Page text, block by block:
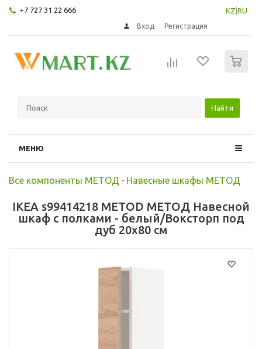
+7 727 31 22 666 KZ RU
Вход Регистрация
Найти
МЕНЮ
Все компоненты МЕТОД - Навесные шкафы МЕТОД
IKEA s99414218 METOD МЕТОД Навесной
шкаф с полками - белый/Воксторп под
дуб 20x80 см